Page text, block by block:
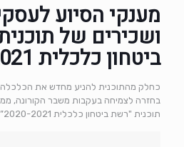
מענקי הסיוע
ושכירים של
ביטחון כלכלית 2020-2021”
כחלק מהתוכנית להניע מחדש את
בחזרה לצמיחה בעקבות משבר הקורונה,
תוכנית "רשת ביטחון כלכלית 2020-2021” אשר מטרתה